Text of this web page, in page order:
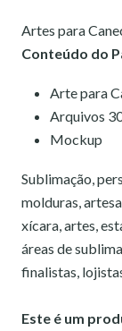
Artes para
Conteúdo do
Arte para
Arquivos
Mockup
Sublimação,
molduras,
xícara, artes,
áreas de
finalistas,
Este é um